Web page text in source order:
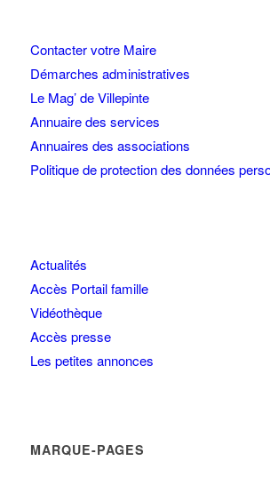
Contacter votre Maire
Démarches administratives
Le Mag’ de Villepinte
Annuaire des services
Annuaires des associations
Politique de protection des données
Actualités
Accès Portail famille
Vidéothèque
Accès presse
Les petites annonces
MARQUE-PAGES